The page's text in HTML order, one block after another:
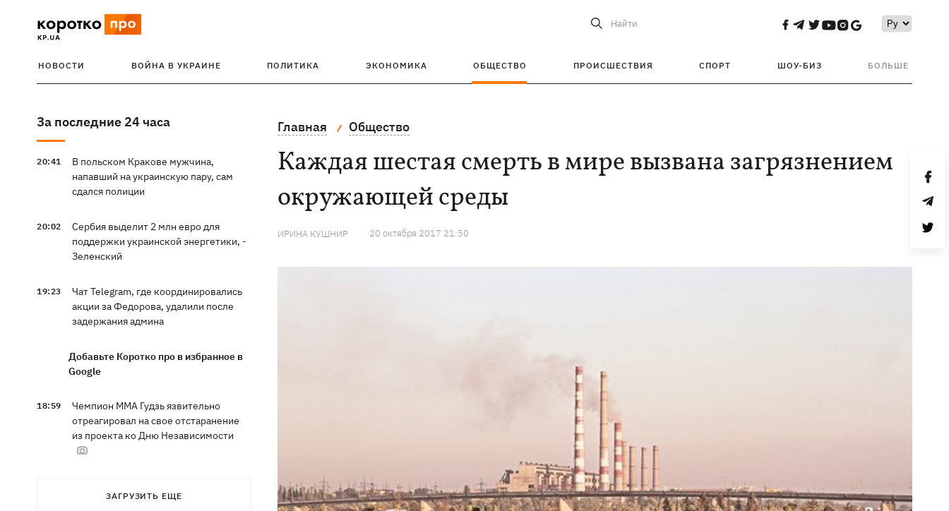
Найти
НОВОСТИ ВОЙНА В УКРАИНЕ ПОЛИТИКА ЭКОНОМИКА ОБЩЕСТВО ПРОИСШЕСТВИЯ СПОРТ ШОУ-БИЗ БОЛЬШЕ
За последние 24 часа
20:41
В польском Кракове мужчина,
напавший на украинскую пару, сам
сдался полиции
20:02
Сербия выделит 2 млн евро для
поддержки украинской энергетики, -
Зеленский
19:23
Чат Telegram, где координировались
акции за Федорова, удалили после
задержания админа
Добавьте Коротко про в избранное в
Google
18:59
Чемпион ММА Гудзь язвительно
отреагировал на свое отстаранение
из проекта ко Дню Независимости
тесты ИИ-модели Astra из-за
ЗАГРУЗИТЬ ЕЩЕ
Главная Общество
Каждая шестая смерть в мире вызвана загрязнением
окружающей среды
ИРИНА КУШНИР 20 октября 2017 21:50